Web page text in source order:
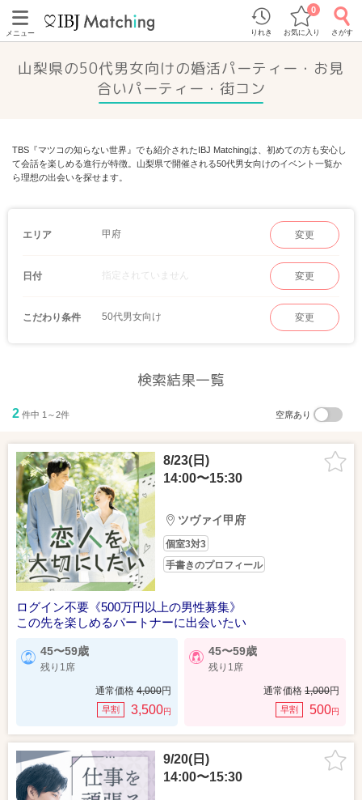
メニュー りれき お気に入り
0
さがす
山梨県の50代男女向けの婚活パーティー・お見
合いパーティー・街コン
TBS『マツコの知らない世界』でも紹介されたIBJ Matchingは、初めての方も安心し
て会話を楽しめる進行が特徴。山梨県で開催される50代男女向けのイベント一覧か
ら理想の出会いを探せます。
エリア 甲府 変更
日付 指定されていません 変更
こだわり条件 50代男女向け 変更
検索結果一覧
2 件中 1～2件 空席あり
8/23(日)
14:00〜15:30
ツヴァイ甲府
個室3対3
手書きのプロフィール
ログイン不要《500万円以上の男性募集》
この先を楽しめるパートナーに出会いたい
45〜59歳
残り1席
通常価格 4,000円
早割 3,500円
45〜59歳
残り1席
通常価格 1,000円
早割 500円
9/20(日)
14:00〜15:30